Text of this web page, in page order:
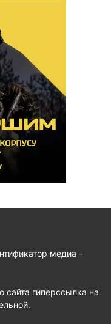
медиа -
сайта гиперссылка на